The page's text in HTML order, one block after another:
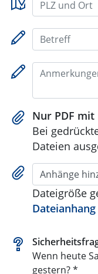
Betreff:
Nur PDF
Bei
Dateien
Anhänge
Dateigröße
Wenn heute
gestern? *